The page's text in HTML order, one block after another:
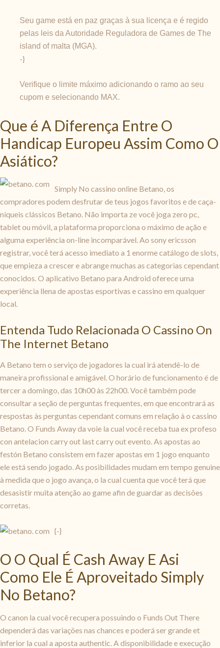
Seu game está en paz graças à sua licença e é regido
pelas leis da Autoridade Reguladora de Games de The
island of malta (MGA).
-}
Verifique o limite máximo adicionando o ramo ao seu
cupom e selecionando MAX.
Que ​​é A Diferença Entre O
Handicap Europeu Assim Como O
Asiático?
Simply No cassino online Betano, os
compradores podem desfrutar de teus jogos favoritos e de caça-
níqueis clássicos Betano. Não importa ze você joga zero pc,
tablet ou móvil, a plataforma proporciona o máximo de ação e
alguma experiência on-line incomparável. Ao sony ericsson
registrar, você terá acesso imediato a 1 enorme catálogo de slots,
que empieza a crescer e abrange muchas as categorias cependant
conocidos. O aplicativo Betano para Android oferece uma
experiência llena de apostas esportivas e cassino em qualquer
local.
Entenda Tudo Relacionada O Cassino On
The Internet Betano
A Betano tem o serviço de jogadores la cual irá atendê-lo de
maneira profissional e amigável. O horário de funcionamento é de
tercer a domingo, das 10h00 às 22h00. Você também pode
consultar a seção de perguntas frequentes, em que encontrará as
respostas às perguntas cependant comuns em relação à o cassino
Betano. O Funds Away da voie la cual você receba tua ex profeso
con antelacion carry out last carry out evento. As apostas ao
festón Betano consistem em fazer apostas em 1 jogo enquanto
ele está sendo jogado. As posibilidades mudam em tempo genuine
à medida que o jogo avança, o la cual cuenta que você terá que
desasistir muita atenção ao game afin de guardar as decisões
corretas.
{-}
O O Qual É Cash Away E Asi
Como Ele É Aproveitado Simply
No Betano?
O canon la cual você recupera possuindo o Funds Out There
dependerá das variações nas chances e poderá ser grande et
inferior la cual a aposta authentic. A disponibilidade e execução